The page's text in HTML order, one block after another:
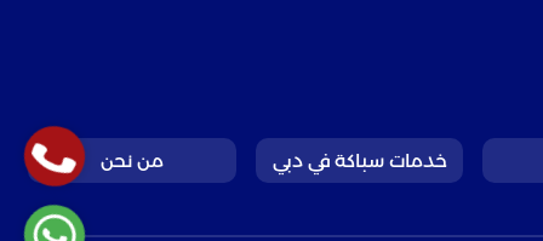
خدمات سباكة في دبي من نحن